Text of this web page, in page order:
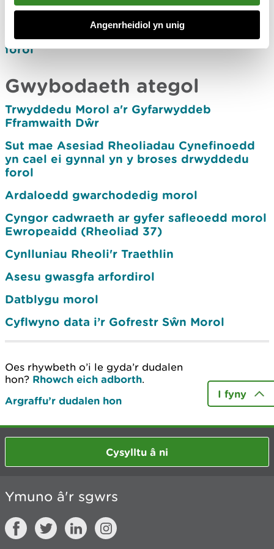
Angenrheidiol yn unig
Gwneud cais i gyflawni amodau a/neu
fonitro cymeradwyaethau eich trwydded
forol
Gwybodaeth ategol
Trwyddedu Morol a'r Gyfarwyddeb
Fframwaith Dŵr
Sut mae Asesiad Rheoliadau Cynefinoedd
yn cael ei gynnal yn y broses drwyddedu
forol
Ardaloedd gwarchodedig morol
Cyngor cadwraeth ar gyfer safleoedd morol
Ewropeaidd (Rheoliad 37)
Cynlluniau Rheoli'r Traethlin
Asesu gwasgfa arfordirol
Datblygu morol
Cyflwyno data i’r Gofrestr Sŵn Morol
Oes rhywbeth o’i le gyda’r dudalen
hon? Rhowch eich adborth.
Argraffu’r dudalen hon
I fyny
Cysylltu â ni
Ymuno â'r sgwrs